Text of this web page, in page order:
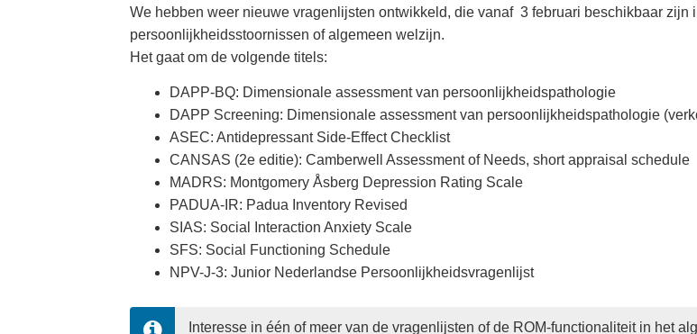
We hebben weer nieuwe vragenlijsten ontwikkeld, die vanaf 3 februari beschikbaar
persoonlijkheidsstoornissen of algemeen welzijn.
Het gaat om de volgende titels:
DAPP-BQ: Dimensionale assessment van persoonlijkheidspathologie
DAPP Screening: Dimensionale assessment van persoonlijkheidspathologie
ASEC: Antidepressant Side-Effect Checklist
CANSAS (2e editie): Camberwell Assessment of Needs, short appraisal schedule
MADRS: Montgomery Åsberg Depression Rating Scale
PADUA-IR: Padua Inventory Revised
SIAS: Social Interaction Anxiety Scale
SFS: Social Functioning Schedule
NPV-J-3: Junior Nederlandse Persoonlijkheidsvragenlijst
Interesse in één of meer van de vragenlijsten of de ROM-functionaliteit in het